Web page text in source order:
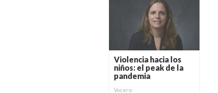
Violencia hacia los
niños: el peak de la
pandemia
Vocero: